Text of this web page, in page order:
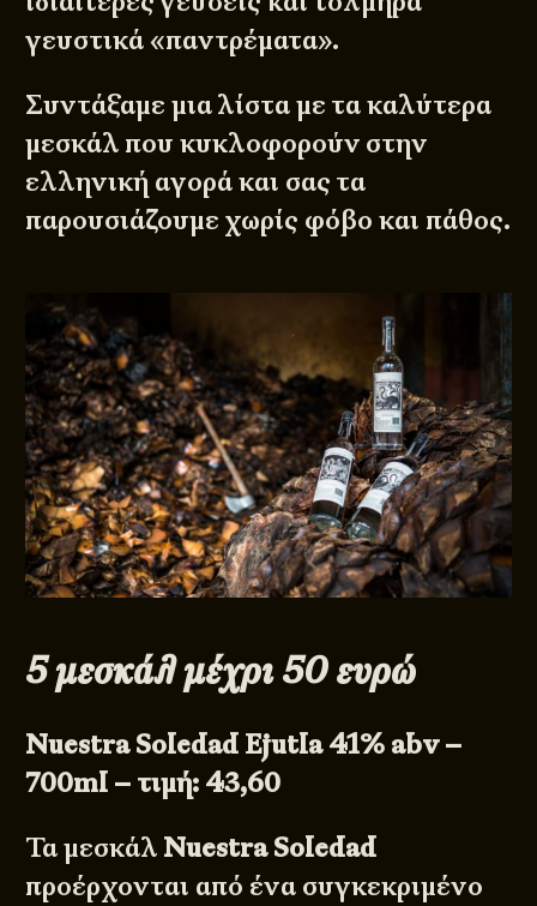
γευστικά «παντρέματα».
Συντάξαμε μια λίστα με τα καλύτερα
μεσκάλ που κυκλοφορούν στην
ελληνική αγορά και σας τα
παρουσιάζουμε χωρίς φόβο και πάθος.
5 μεσκάλ μέχρι 50 ευρώ
Nuestra Soledad Ejutla 41% abv –
700ml – τιμή: 43,60
Τα μεσκάλ Nuestra Soledad
προέρχονται από ένα συγκεκριμένο